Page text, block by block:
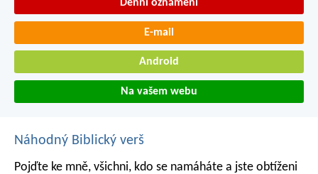
Denní oznámení
E-mail
Android
Na vašem webu
Náhodný Biblický verš
Pojďte ke mně, všichni, kdo se namáháte a jste obtíženi